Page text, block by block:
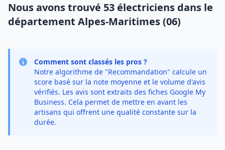
Nous avons trouvé 53 électriciens dans le
département Alpes-Maritimes (06)
Comment sont classés les pros ?
Notre algorithme de "Recommandation" calcule un
score basé sur la note moyenne et le volume d'avis
vérifiés. Les avis sont extraits des fiches Google My
Business. Cela permet de mettre en avant les
artisans qui offrent une qualité constante sur la
durée.